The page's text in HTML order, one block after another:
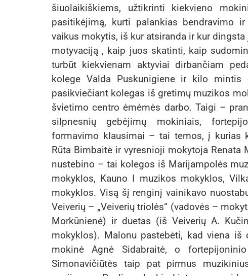
šiuolaikiškiems, užtikrinti kiekvieno
pasitikėjimą, kurti palankias bendravimo
vaikus mokytis, iš kur atsiranda ir kur
motyvaciją , kaip juos skatinti, kaip
turbūt kiekvienam aktyviai dirbančiam
kolege Valda Puskunigiene ir kilo mintis
pasikviečiant kolegas iš gretimų muzikos
švietimo centro ėmėmės darbo. Taigi –
silpnesnių gebėjimų mokiniais,
formavimo klausimai – tai temos, į kurias
Rūta Bimbaitė ir vyresnioji mokytoja Renata
nustebino – tai kolegos iš Marijampolės
mokyklos, Kauno I muzikos mokyklos,
mokyklos. Visą šį renginį vainikavo
Veiverių – „Veiverių triolės“ (vadovės –
Morkūnienė) ir duetas (iš Veiverių A.
mokyklos). Malonu pastebėti, kad viena iš
mokinė Agnė Sidabraitė, o
Simonavičiūtės taip pat pirmus